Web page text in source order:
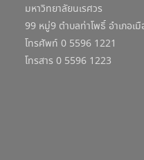
มหาวิทยาลัยนเรศวร
99 หมู่9 ตำบลท่าโพธิ์ อำเภอ
โทรศัพท์ 0 5596 1221
โทรสาร 0 5596 1223